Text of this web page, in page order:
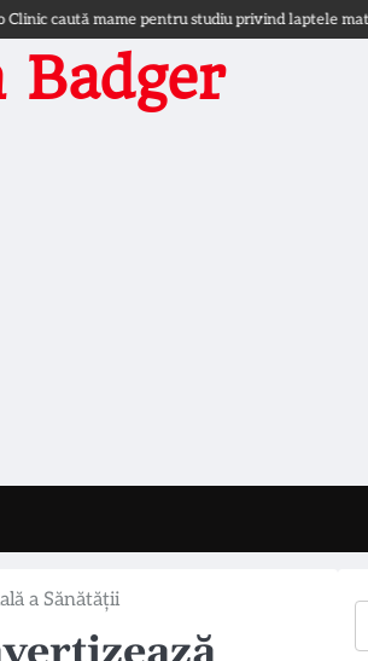
mame pentru studiu privind laptele matern
Badger
a Sănătății